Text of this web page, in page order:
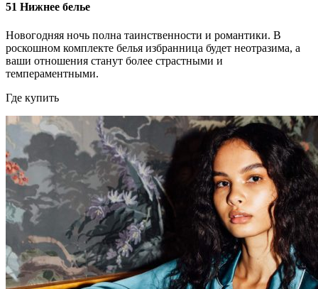
51 Нижнее белье
Новогодняя ночь полна таинственности и романтики. В
роскошном комплекте белья избранница будет неотразима, а
ваши отношения станут более страстными и
темпераментными.
Где купить